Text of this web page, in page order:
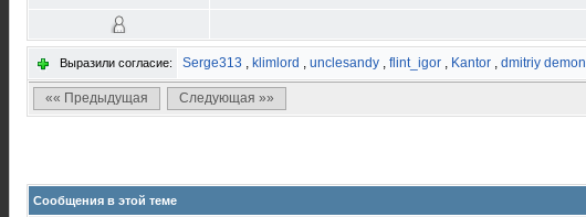
Выразили согласие: Serge313 , klimlord , unclesandy , flint_igor , Kantor , dmitriy demon
«« Предыдущая Следующая »»
Сообщения в этой теме